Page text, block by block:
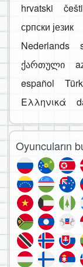
hrvatski
српски језик
Nederlands
ქართული
español
Ελληνικά
Oyuncuların